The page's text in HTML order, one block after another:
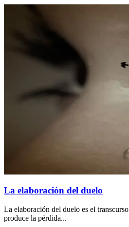
La elaboración del duelo
La elaboración del duelo es el
produce la pérdida...